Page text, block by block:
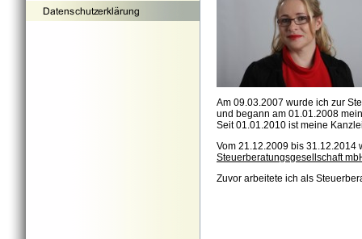
Am 09.03.2007 wurde ich zur
und begann am 01.01.2008
Seit 01.01.2010 ist meine
Vom 21.12.2009 bis
Steuerberatungsgesellschaft
Zuvor arbeitete ich als